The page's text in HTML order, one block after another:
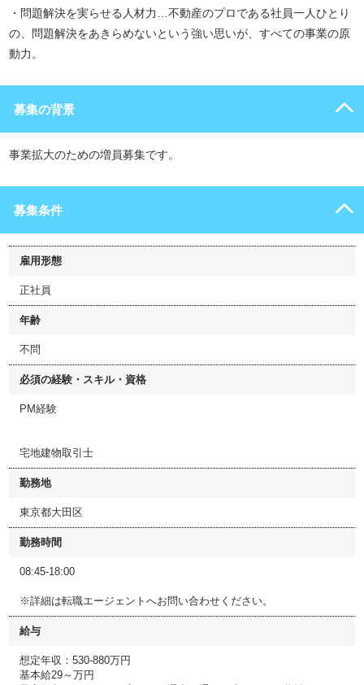
・問題解決を実らせる人材力…不動産のプロである社員一人ひとり
の、問題解決をあきらめないという強い思いが、すべての事業の原
動力。
募集の背景
事業拡大のための増員募集です。
募集条件
雇用形態
正社員
年齢
不問
必須の経験・スキル・資格
PM経験
宅地建物取引士
勤務地
東京都大田区
勤務時間
08:45-18:00
※詳細は転職エージェントへお問い合わせください。
給与
想定年収：530-880万円
基本給29～万円